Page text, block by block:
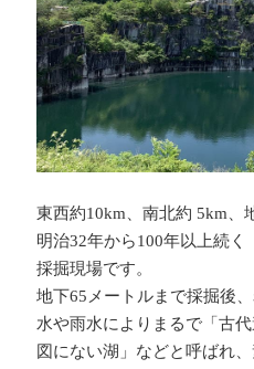
東西約10km、南北約 5km、
明治32年から100年以上続
採掘現場です。
地下65メートルまで採掘後
水や雨水によりまるで「古
図にない湖」などと呼ばれ